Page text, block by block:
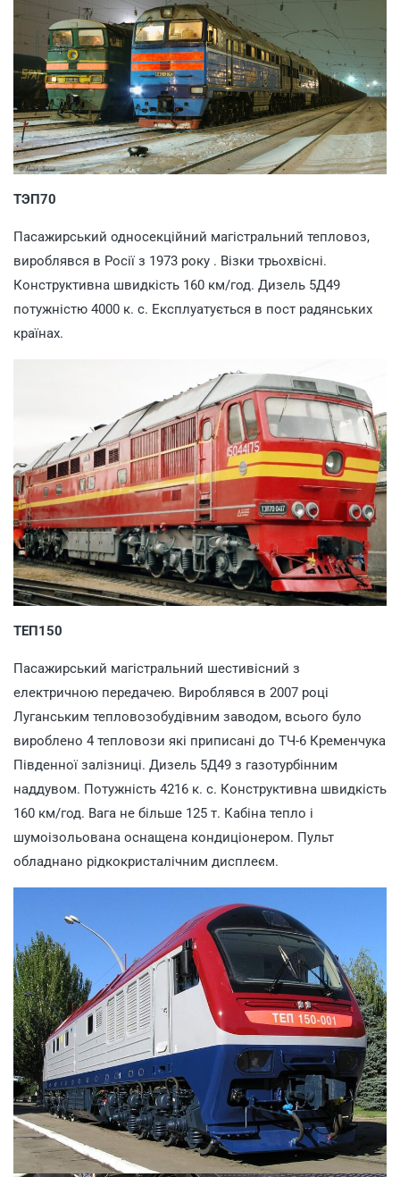
ТЭП70
Пасажирський односекційний магістральний тепловоз,
вироблявся в Росії з 1973 року . Візки трьохвісні.
Конструктивна швидкість 160 км/год. Дизель 5Д49
потужністю 4000 к. с. Експлуатується в пост радянських
країнах.
ТЕП150
Пасажирський магістральний шестивісний з
електричною передачею. Вироблявся в 2007 році
Луганським тепловозобудівним заводом, всього було
вироблено 4 тепловози які приписані до ТЧ-6 Кременчука
Південної залізниці. Дизель 5Д49 з газотурбінним
наддувом. Потужність 4216 к. с. Конструктивна швидкість
160 км/год. Вага не більше 125 т. Кабіна тепло і
шумоізольована оснащена кондиціонером. Пульт
обладнано рідкокристалічним дисплеєм.